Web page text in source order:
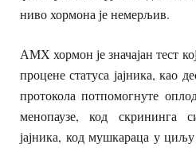
ниво хормона је немерљив.
АМХ хормон је значајан тест
процене статуса јајника, као
протокола потпомогнуте
менопаузе, код скрининга
јајника, код мушкараца у циљу